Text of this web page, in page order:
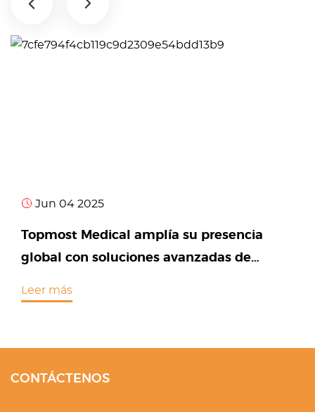
Jun 04 2025
Topmost Medical amplía su presencia
global con soluciones avanzadas de
Leer más
CONTÁCTENOS